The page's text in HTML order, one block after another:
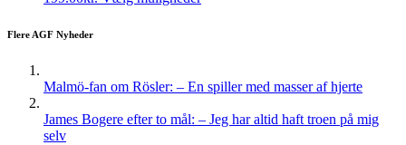
Mulighederne
kan
vælges
på
Flere AGF Nyheder
Malmö-fan om Rösler: – En spiller med masser af hjerte
James Bogere efter to mål: – Jeg har altid haft troen på mig
selv